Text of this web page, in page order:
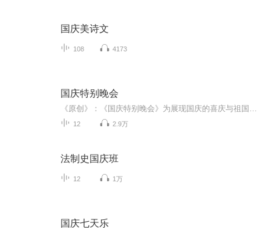
国庆美诗文
108 4173
国庆特别晚会
12 2.9万
法制史国庆班
12 1万
国庆七天乐